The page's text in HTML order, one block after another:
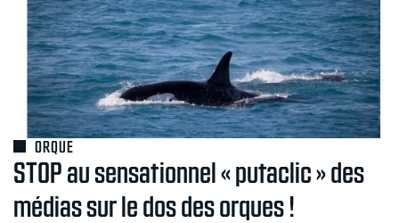
ORQUE
STOP au sensationnel « putaclic » des
médias sur le dos des orques !